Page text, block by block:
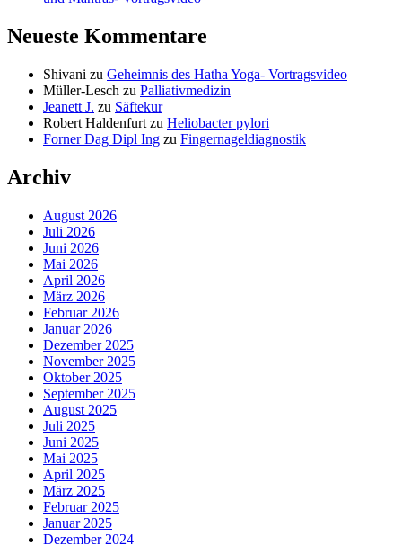
Neueste Kommentare
Shivani zu Geheimnis des Hatha Yoga- Vortragsvideo
Müller-Lesch zu Palliativmedizin
Jeanett J. zu Säftekur
Robert Haldenfurt zu Heliobacter pylori
Forner Dag Dipl Ing zu Fingernageldiagnostik
Archiv
August 2026
Juli 2026
Juni 2026
Mai 2026
April 2026
März 2026
Februar 2026
Januar 2026
Dezember 2025
November 2025
Oktober 2025
September 2025
August 2025
Juli 2025
Juni 2025
Mai 2025
April 2025
März 2025
Februar 2025
Januar 2025
Dezember 2024